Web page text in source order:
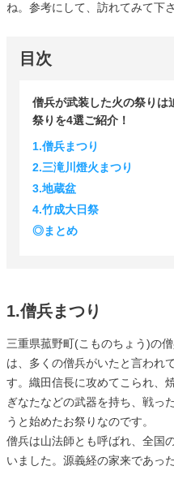
ね。参考にして、訪れてみて下さ
目次
僧兵が武装した火の祭りは
祭りを4選ご紹介！
1.僧兵まつり
2.三滝川燈火まつり
3.地蔵盆
4.竹成大日祭
◎まとめ
1.僧兵まつり
三重県菰野町(こものちょう)の
は、多くの僧兵がいたと言われ
す。織田信長に攻めてこられ、
ぎなたなどの武器を持ち、戦っ
うと始めたお祭りなのです。
僧兵は山法師とも呼ばれ、全国
いました。源義経の家来であっ